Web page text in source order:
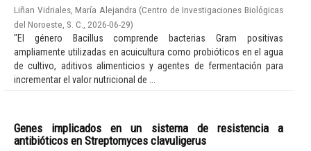
Liñan Vidriales, María Alejandra (Centro de Investigaciones Biológicas
del Noroeste, S. C.
2026-06-29)
"El género Bacillus comprende bacterias Gram positivas
ampliamente utilizadas en acuicultura como probióticos en el agua
de cultivo, aditivos alimenticios y agentes de fermentación para
incrementar el valor nutricional de ...
Genes implicados en un sistema de resistencia a
antibióticos en Streptomyces clavuligerus